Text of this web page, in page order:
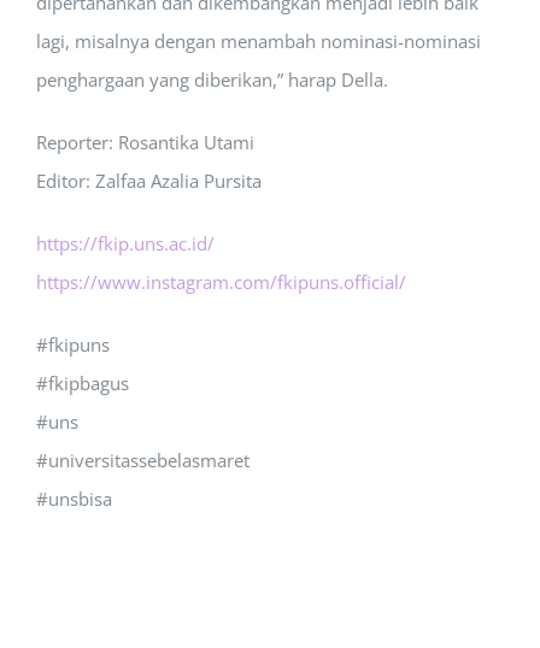
lagi, misalnya dengan menambah nominasi-nominasi
penghargaan yang diberikan,” harap Della.
Reporter: Rosantika Utami
Editor: Zalfaa Azalia Pursita
https://fkip.uns.ac.id/
https://www.instagram.com/fkipuns.official/
#fkipuns
#fkipbagus
#uns
#universitassebelasmaret
#unsbisa